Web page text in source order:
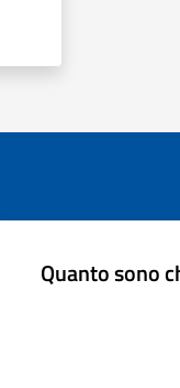
Quanto sono